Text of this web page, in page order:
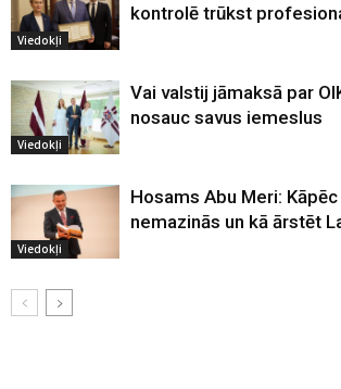
Viedokļi
kontrolē trūkst
Viedokļi
Vai valstij jāmaksā par
nosauc savus iemeslus
Viedokļi
Hosams Abu Meri:
nemazinās un kā ārstēt